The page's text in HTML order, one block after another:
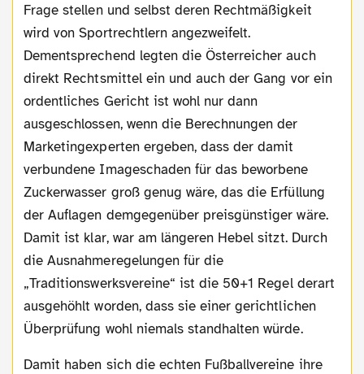
Frage stellen und selbst deren Rechtmäßigkeit
wird von Sportrechtlern angezweifelt.
Dementsprechend legten die Österreicher auch
direkt Rechtsmittel ein und auch der Gang vor ein
ordentliches Gericht ist wohl nur dann
ausgeschlossen, wenn die Berechnungen der
Marketingexperten ergeben, dass der damit
verbundene Imageschaden für das beworbene
Zuckerwasser groß genug wäre, das die Erfüllung
der Auflagen demgegenüber preisgünstiger wäre.
Damit ist klar, war am längeren Hebel sitzt. Durch
die Ausnahmeregelungen für die
„Traditionswerksvereine“ ist die 50+1 Regel derart
ausgehöhlt worden, dass sie einer gerichtlichen
Überprüfung wohl niemals standhalten würde.
Damit haben sich die echten Fußballvereine ihre